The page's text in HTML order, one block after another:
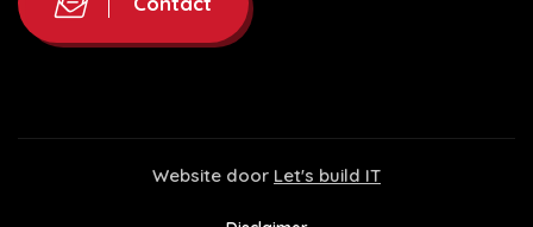
Website door Let's build IT